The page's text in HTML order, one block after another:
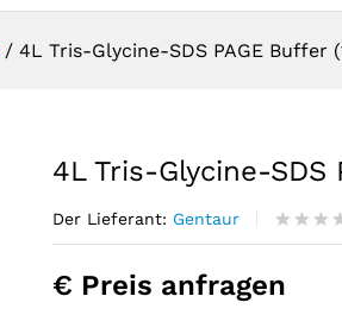
/ 4L Tris-Glycine-SDS PAGE Buffer
4L Tris-Glycine-SDS
Der Lieferant: Gentaur
R
t
0
€ Preis anfragen